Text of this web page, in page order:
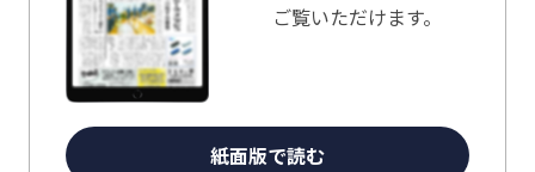
ご覧いただけます。
紙面版で読む